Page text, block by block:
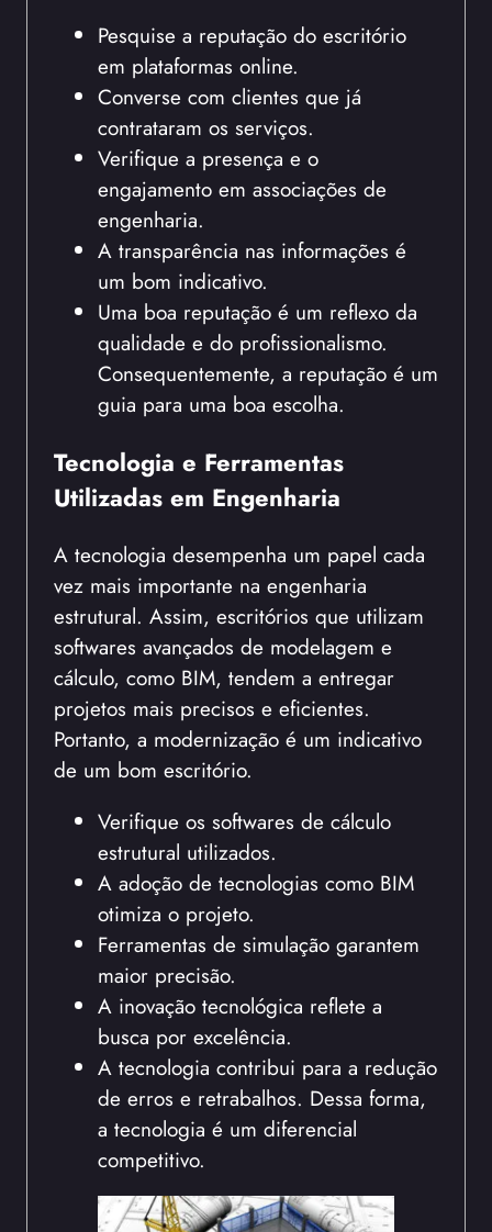
Pesquise a reputação do escritório
em plataformas online.
Converse com clientes que já
contrataram os serviços.
Verifique a presença e o
engajamento em associações de
engenharia.
A transparência nas informações é
um bom indicativo.
Uma boa reputação é um reflexo da
qualidade e do profissionalismo.
Consequentemente, a reputação é um
guia para uma boa escolha.
Tecnologia e Ferramentas
Utilizadas em Engenharia
A tecnologia desempenha um papel cada
vez mais importante na engenharia
estrutural. Assim, escritórios que utilizam
softwares avançados de modelagem e
cálculo, como BIM, tendem a entregar
projetos mais precisos e eficientes.
Portanto, a modernização é um indicativo
de um bom escritório.
Verifique os softwares de cálculo
estrutural utilizados.
A adoção de tecnologias como BIM
otimiza o projeto.
Ferramentas de simulação garantem
maior precisão.
A inovação tecnológica reflete a
busca por excelência.
A tecnologia contribui para a redução
de erros e retrabalhos. Dessa forma,
a tecnologia é um diferencial
competitivo.